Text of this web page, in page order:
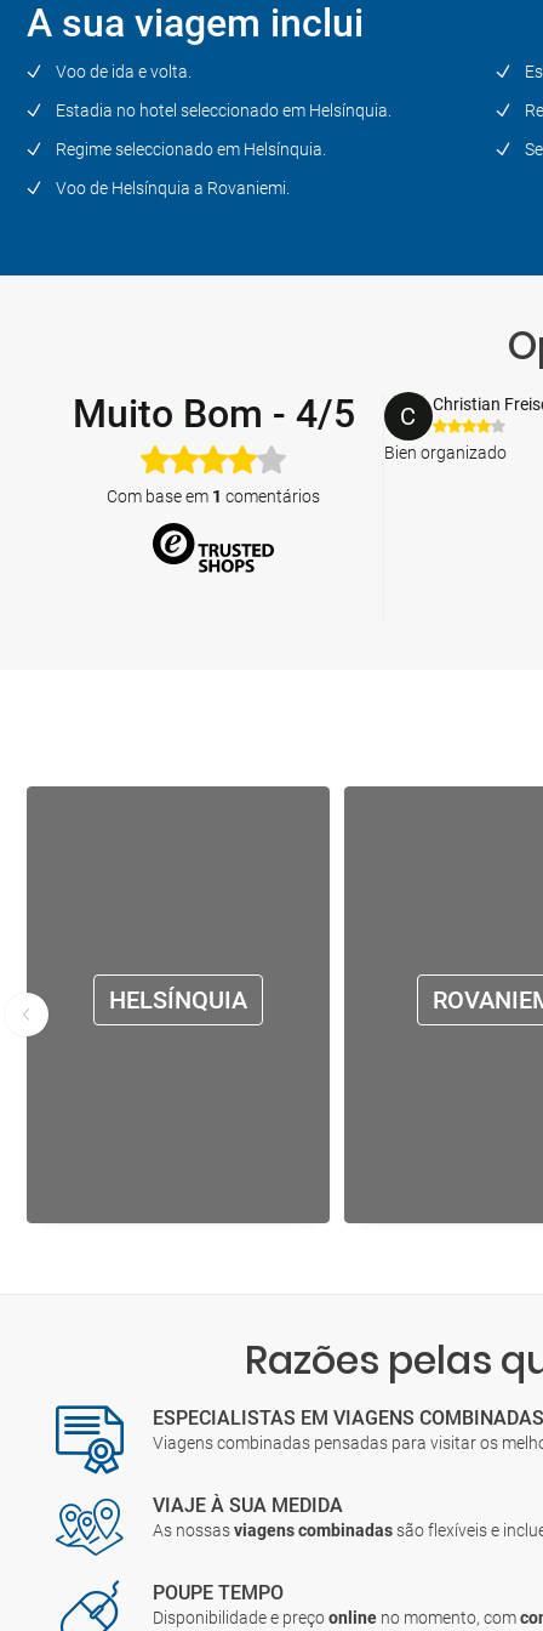
A sua viagem inclui
Voo de ida e volta.
Estadia no hotel seleccionado em Helsínquia.
Regime seleccionado em Helsínquia.
Voo de Helsínquia a Rovaniemi.
Muito Bom - 4/5
Com base em 1 comentários
C Christian
Bien organizado
HELSÍNQUIA
Razões pelas
ESPECIALISTAS EM VIAGENS COMBINADAS
Viagens combinadas pensadas para visitar os
VIAJE À SUA MEDIDA
As nossasviagens combinadas são flexíveis e
POUPE TEMPO
Disponibilidade e preçoonline no momento, com